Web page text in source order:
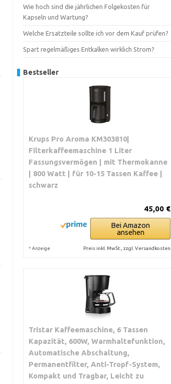
Wie hoch sind die jährlichen Folgekosten für
Kapseln und Wartung?
Welche Ersatzteile sollte ich vor dem Kauf prüfen?
Spart regelmäßiges Entkalken wirklich Strom?
Bestseller
Krups Pro Aroma KM303810|
Filterkaffeemaschine 1 Liter
Fassungsvermögen | mit Thermokanne
| 800 Watt | für 10-15 Tassen Kaffee |
schwarz
45,00 €
Bei Amazon
ansehen
* Anzeige Preis inkl. MwSt., zzgl. Versandkosten
Tristar Kaffeemaschine, 6 Tassen
Kapazität, 600W, Warmhaltefunktion,
Automatische Abschaltung,
Permanentfilter, Anti-Tropf-System,
Kompakt und Tragbar, Leicht zu